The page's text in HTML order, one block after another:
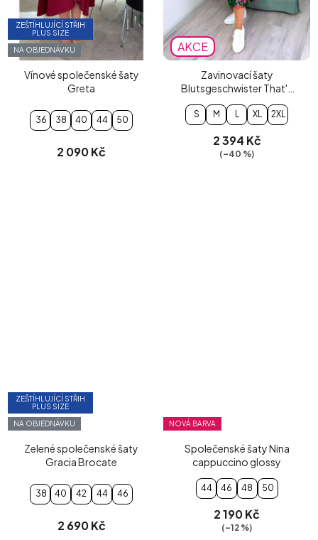
ZEŠTÍHLUJÍCÍ STŘIH
PLUS SIZE
NA OBJEDNÁVKU
Vínové společenské šaty
Greta
36 38 40 44 50
2 090 Kč
AKCE
Zavinovací šaty
Blutsgeschwister That's
Amore
S M L XL 2XL
2 394 Kč
(–40 %)
ZEŠTÍHLUJÍCÍ STŘIH
PLUS SIZE
NA OBJEDNÁVKU
Zelené společenské šaty
Gracia Brocate
38 40 42 44 46
2 690 Kč
NOVÁ BARVA
Společenské šaty Nina
cappuccino glossy
44 46 48 50
2 190 Kč
(–12 %)